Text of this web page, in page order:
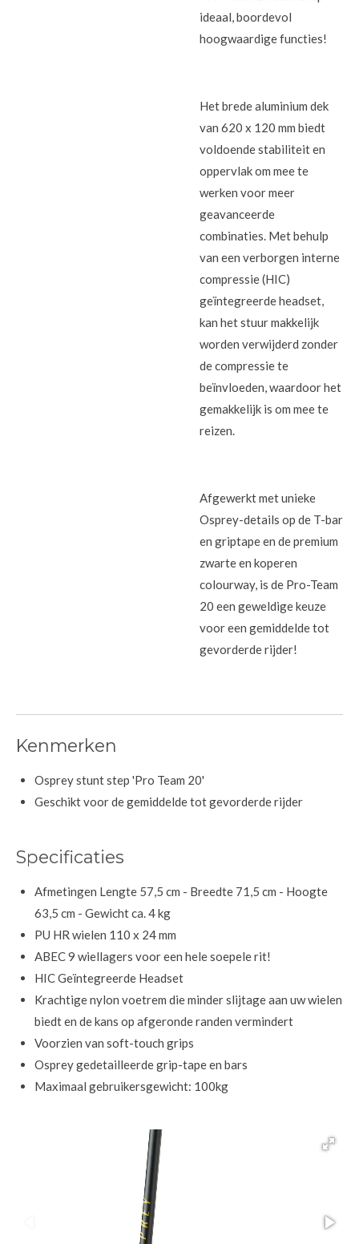
ideaal, boordevol
hoogwaardige functies!
Het brede aluminium dek
van 620 x 120 mm biedt
voldoende stabiliteit en
oppervlak om mee te
werken voor meer
geavanceerde
combinaties. Met behulp
van een verborgen interne
compressie (HIC)
geïntegreerde headset,
kan het stuur makkelijk
worden verwijderd zonder
de compressie te
beïnvloeden, waardoor het
gemakkelijk is om mee te
reizen.
Afgewerkt met unieke
Osprey-details op de T-bar
en griptape en de premium
zwarte en koperen
colourway, is de Pro-Team
20 een geweldige keuze
voor een gemiddelde tot
gevorderde rijder!
Kenmerken
Osprey stunt step 'Pro Team 20'
Geschikt voor de gemiddelde tot gevorderde rijder
Specificaties
Afmetingen Lengte 57,5 cm - Breedte 71,5 cm - Hoogte
63,5 cm - Gewicht ca. 4 kg
PU HR wielen 110 x 24 mm
ABEC 9 wiellagers voor een hele soepele rit!
HIC Geïntegreerde Headset
Krachtige nylon voetrem die minder slijtage aan uw wielen
biedt en de kans op afgeronde randen vermindert
Voorzien van soft-touch grips
Osprey gedetailleerde grip-tape en bars
Maximaal gebruikersgewicht: 100kg